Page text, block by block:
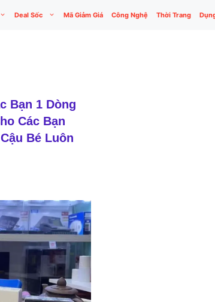
Deal Sốc Mã Giảm Giá Công Nghệ Thời Trang
Bạn 1 Dòng
Các Bạn
Bé Luôn